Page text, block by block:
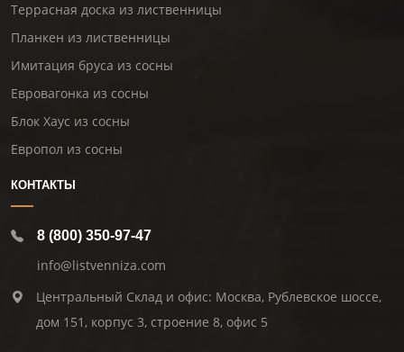
Террасная доска из лиственницы
Планкен из лиственницы
Имитация бруса из сосны
Евровагонка из сосны
Блок Хаус из сосны
Европол из сосны
КОНТАКТЫ
8 (800) 350-97-47
info@listvenniza.com
Центральный Склад и офис: Москва, Рублевское шоссе,
дом 151, корпус 3, строение 8, офис 5